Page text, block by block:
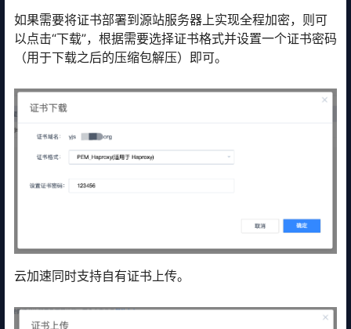
如果需要将证书部署到源站服务器上实现全程加密，则可
以点击“下载”，根据需要选择证书格式并设置一个证书密码
（用于下载之后的压缩包解压）即可。
云加速同时支持自有证书上传。